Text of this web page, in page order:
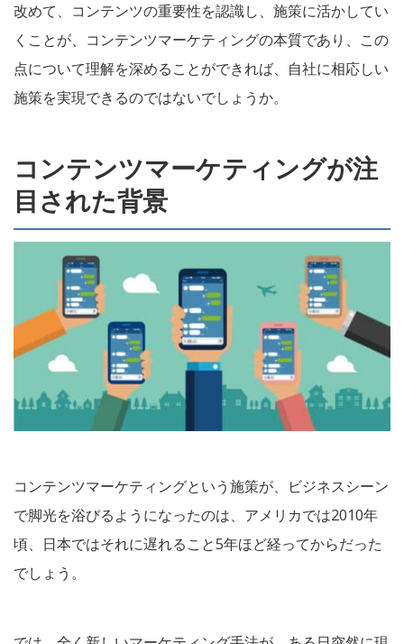
改めて、コンテンツの重要性を認識し、施策に活かしてい
くことが、コンテンツマーケティングの本質であり、この
点について理解を深めることができれば、自社に相応しい
施策を実現できるのではないでしょうか。
コンテンツマーケティングが注
目された背景
コンテンツマーケティングという施策が、ビジネスシーン
で脚光を浴びるようになったのは、アメリカでは2010年
頃、日本ではそれに遅れること5年ほど経ってからだった
でしょう。